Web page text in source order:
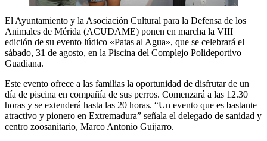
El Ayuntamiento y la Asociación Cultural para la Defensa de los
Animales de Mérida (ACUDAME) ponen en marcha la VIII
edición de su evento lúdico «Patas al Agua», que se celebrará el
sábado, 31 de agosto, en la Piscina del Complejo Polideportivo
Guadiana.
Este evento ofrece a las familias la oportunidad de disfrutar de un
día de piscina en compañía de sus perros. Comenzará a las 12.30
horas y se extenderá hasta las 20 horas. “Un evento que es bastante
atractivo y pionero en Extremadura” señala el delegado de sanidad y
centro zoosanitario, Marco Antonio Guijarro.